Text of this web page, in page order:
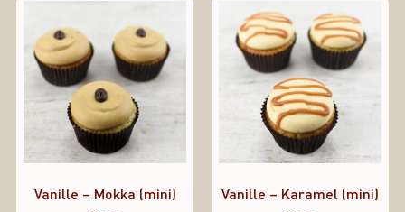
Vanille – Mokka (mini) Vanille – Karamel (mini)